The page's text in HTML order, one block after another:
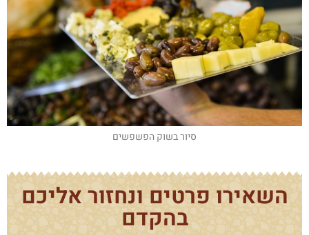
סיור בשוק הפשפשים
השאירו פרטים ונחזור אליכם
בהקדם